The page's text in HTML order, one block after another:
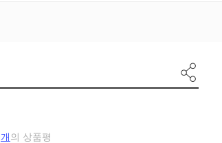
개의 상품평